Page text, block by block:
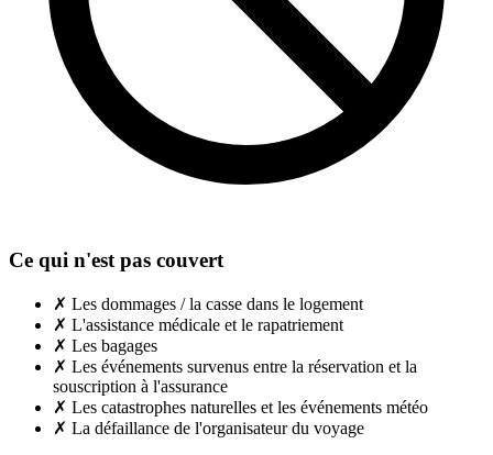
Ce qui n'est pas couvert
✗ Les dommages / la casse dans le logement
✗ L'assistance médicale et le rapatriement
✗ Les bagages
✗ Les événements survenus entre la réservation et la
souscription à l'assurance
✗ Les catastrophes naturelles et les événements météo
✗ La défaillance de l'organisateur du voyage